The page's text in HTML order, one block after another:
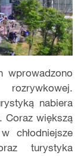
wprowadzono
nabiera
Coraz większą
chłodniejsze
turystyka